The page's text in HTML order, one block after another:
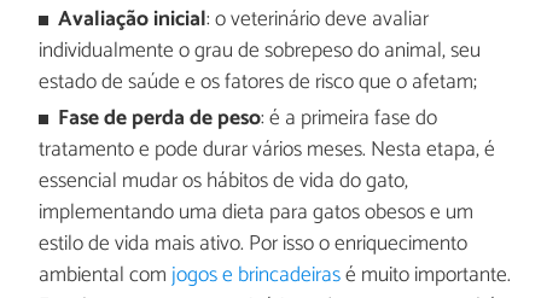
Avaliação inicial: o veterinário deve avaliar
individualmente o grau de sobrepeso do animal, seu
estado de saúde e os fatores de risco que o afetam;
Fase de perda de peso: é a primeira fase do
tratamento e pode durar vários meses. Nesta etapa, é
essencial mudar os hábitos de vida do gato,
implementando uma dieta para gatos obesos e um
estilo de vida mais ativo. Por isso o enriquecimento
ambiental comjogos e brincadeirasé muito importante.